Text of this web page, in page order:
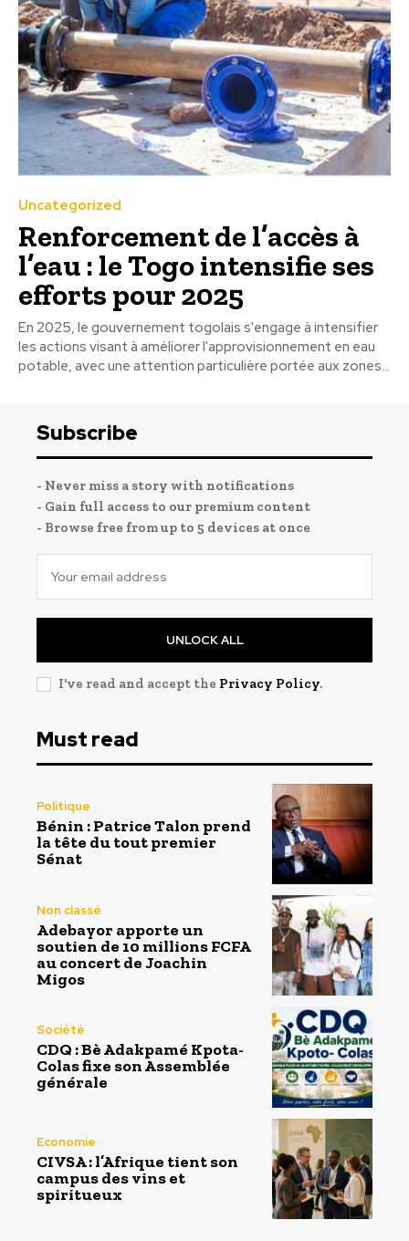
Uncategorized
Renforcement de l’accès à
l’eau : le Togo intensifie ses
efforts pour 2025
En 2025, le gouvernement togolais s'engage à intensifier
les actions visant à améliorer l'approvisionnement en eau
potable, avec une attention particulière portée aux zones...
Subscribe
- Never miss a story with notifications
- Gain full access to our premium content
- Browse free from up to 5 devices at once
UNLOCK ALL
I've read and accept the Privacy Policy.
Must read
Politique
Bénin : Patrice Talon prend
la tête du tout premier
Sénat
Non classé
Adebayor apporte un
soutien de 10 millions FCFA
au concert de Joachin
Migos
Société
CDQ : Bè Adakpamé Kpota-
Colas fixe son Assemblée
générale
Economie
CIVSA : l’Afrique tient son
campus des vins et
spiritueux